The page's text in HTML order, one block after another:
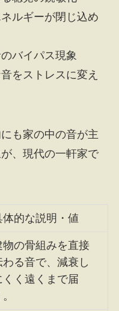
ルギーが閉じ込め
バイパス現象
をストレスに変え
も家の中の音が主
、現代の一軒家で
体的な説明・値
物の骨組みを直接
わる音で、減衰し
くく遠くまで届